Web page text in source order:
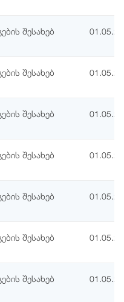
შესახებ
შესახებ
შესახებ
შესახებ
შესახებ
შესახებ
შესახებ